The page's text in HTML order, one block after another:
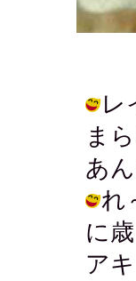
レ
ま
あ
れ
に
ア